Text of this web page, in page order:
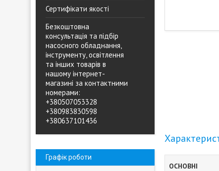
Сертифікати якості
Безкоштовна
консультація та підбір
насосного обладнання,
інструменту, освітлення
та інших товарів в
нашому інтернет-
магазині за контактними
номерами:
+380507053328
+380983830598
+380637101436
Графік роботи
ОСНОВНІ